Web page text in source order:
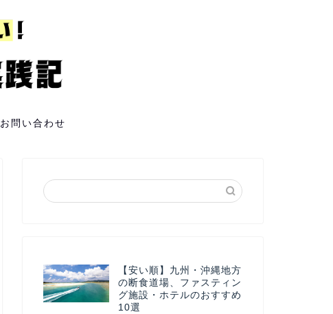
お問い合わせ
【安い順】九州・沖縄地方
の断食道場、ファスティン
グ施設・ホテルのおすすめ
10選